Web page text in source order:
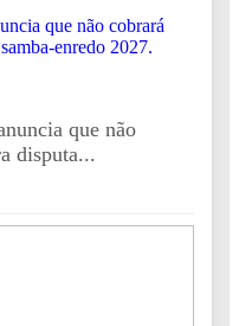
que não
disputa...